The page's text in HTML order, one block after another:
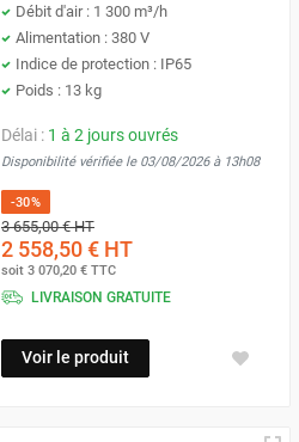
Débit d'air : 1 300 m³/h
Alimentation : 380 V
Indice de protection : IP65
Poids : 13 kg
Délai : 1 à 2 jours ouvrés
Disponibilité vérifiée le 03/08/2026 à 13h08
-30%
3 655,00 €HT
2 558,50 €HT
soit 3 070,20 €TTC
LIVRAISON GRATUITE
Voir le produit